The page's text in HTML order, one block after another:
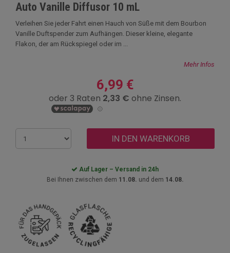
Auto Vanille Diffusor 10 mL
Verleihen Sie jeder Fahrt einen Hauch von Süße mit dem Bourbon
Vanille Duftspender zum Aufhängen. Dieser kleine, elegante
Flakon, der am Rückspiegel oder im ...
Mehr Infos
6,99 €
IN DEN WARENKORB
Auf Lager – Versand in 24h
Bei Ihnen zwischen dem 11.08. und dem 14.08.